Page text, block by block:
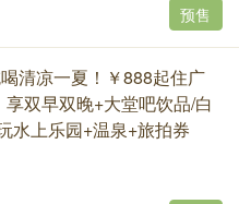
预售
清凉一夏！￥888起住广
双早双晚+大堂吧饮品/白
水上乐园+温泉+旅拍券